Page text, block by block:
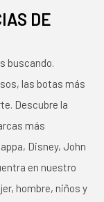
DE
buscando.
las botas más
Descubre la
más
Disney, John
en nuestro
hombre, niños y